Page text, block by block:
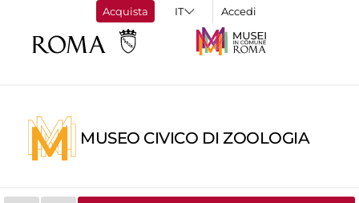
Acquista Accedi
MUSEO CIVICO DI ZOOLOGIA